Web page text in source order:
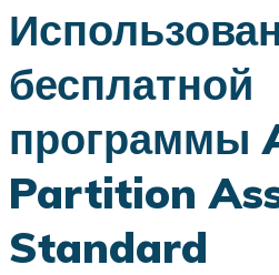
бесплатной
программы
Partition
Standard